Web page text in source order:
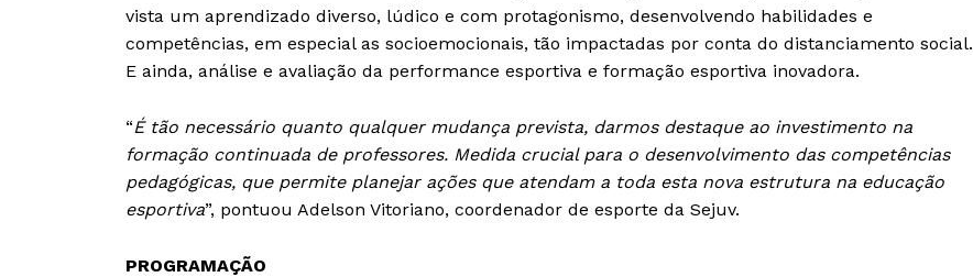
vista um aprendizado diverso, lúdico e com protagonismo, desenvolvendo habilidades e
competências, em especial as socioemocionais, tão impactadas por conta do distanciamento social.
E ainda, análise e avaliação da performance esportiva e formação esportiva inovadora.
“É tão necessário quanto qualquer mudança prevista, darmos destaque ao investimento na
formação continuada de professores. Medida crucial para o desenvolvimento das competências
pedagógicas, que permite planejar ações que atendam a toda esta nova estrutura na educação
esportiva”, pontuou Adelson Vitoriano, coordenador de esporte da Sejuv.
PROGRAMAÇÃO